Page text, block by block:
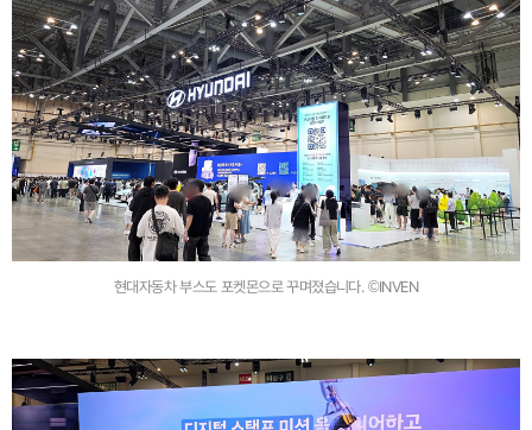
현대자동차 부스도 포켓몬으로 꾸며졌습니다. ©INVEN